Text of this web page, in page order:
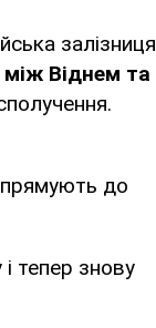
залізниця
між Віднем та
до
тепер знову